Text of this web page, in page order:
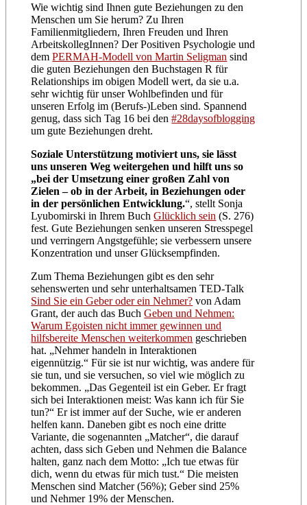
Wie wichtig sind Ihnen gute Beziehungen zu den
Menschen um Sie herum? Zu Ihren
Familienmitgliedern, Ihren Freuden und Ihren
ArbeitskollegInnen? Der Positiven Psychologie und
demPERMAH-Modell von Martin Seligman sind
die guten Beziehungen den Buchstagen R für
Relationships im obigen Modell wert, da sie u.a.
sehr wichtig für unser Wohlbefinden und für
unseren Erfolg im (Berufs-)Leben sind. Spannend
genug, dass sich Tag 16 bei den#28daysofblogging
um gute Beziehungen dreht.
Soziale Unterstützung motiviert uns, sie lässt
uns unseren Weg weitergehen und hilft uns so
„bei der Umsetzung einer großen Zahl von
Zielen – ob in der Arbeit, in Beziehungen oder
in der persönlichen Entwicklung.“, stellt Sonja
Lyubomirski in Ihrem BuchGlücklich sein (S. 276)
fest. Gute Beziehungen senken unseren Stresspegel
und verringern Angstgefühle; sie verbessern unsere
Konzentration und unser Glücksempfinden.
Zum Thema Beziehungen gibt es den sehr
sehenswerten und sehr unterhaltsamen TED-Talk
Sind Sie ein Geber oder ein Nehmer? von Adam
Grant, der auch das BuchGeben und Nehmen:
Warum Egoisten nicht immer gewinnen und
hilfsbereite Menschen weiterkommen geschrieben
hat. „Nehmer handeln in Interaktionen
eigennützig.“ Für sie ist nur wichtig, was andere für
sie tun, und sie versuchen, so viel wie möglich zu
bekommen. „Das Gegenteil ist ein Geber. Er fragt
sich bei Interaktionen meist: Was kann ich für Sie
tun?“ Er ist immer auf der Suche, wie er anderen
helfen kann. Daneben gibt es noch eine dritte
Variante, die sogenannten „Matcher“, die darauf
achten, dass sich Geben und Nehmen die Balance
halten, ganz nach dem Motto: „Ich tue etwas für
dich, wenn du etwas für mich tust.“ Die meisten
Menschen sind Matcher (56%); Geber sind 25%
und Nehmer 19% der Menschen.